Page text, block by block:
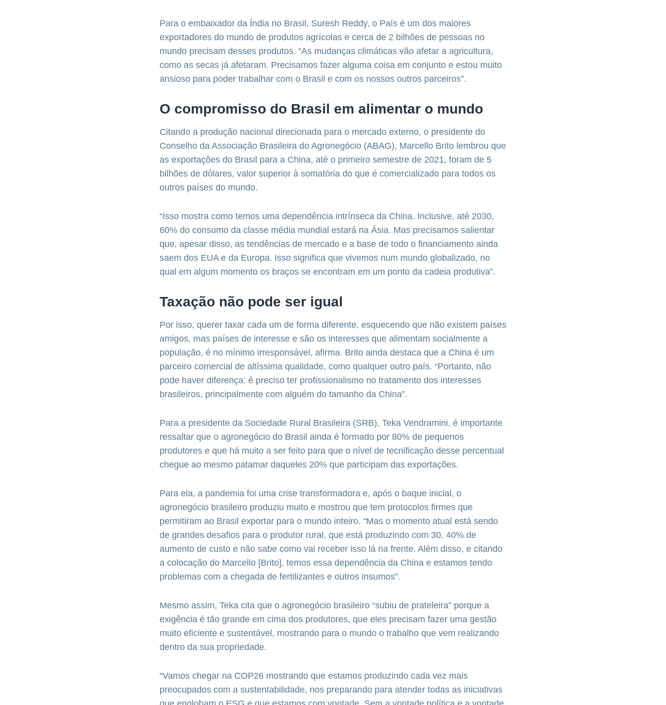
Para o embaixador da Índia no Brasil, Suresh Reddy, o País é um dos maiores
exportadores do mundo de produtos agrícolas e cerca de 2 bilhões de pessoas no
mundo precisam desses produtos. “As mudanças climáticas vão afetar a agricultura,
como as secas já afetaram. Precisamos fazer alguma coisa em conjunto e estou muito
ansioso para poder trabalhar com o Brasil e com os nossos outros parceiros”.
O compromisso do Brasil em alimentar o mundo
Citando a produção nacional direcionada para o mercado externo, o presidente do
Conselho da Associação Brasileira do Agronegócio (ABAG), Marcello Brito lembrou que
as exportações do Brasil para a China, até o primeiro semestre de 2021, foram de 5
bilhões de dólares, valor superior à somatória do que é comercializado para todos os
outros países do mundo.
“Isso mostra como temos uma dependência intrínseca da China. Inclusive, até 2030,
60% do consumo da classe média mundial estará na Ásia. Mas precisamos salientar
que, apesar disso, as tendências de mercado e a base de todo o financiamento ainda
saem dos EUA e da Europa. Isso significa que vivemos num mundo globalizado, no
qual em algum momento os braços se encontram em um ponto da cadeia produtiva”.
Taxação não pode ser igual
Por isso, querer taxar cada um de forma diferente, esquecendo que não existem países
amigos, mas países de interesse e são os interesses que alimentam socialmente a
população, é no mínimo irresponsável, afirma. Brito ainda destaca que a China é um
parceiro comercial de altíssima qualidade, como qualquer outro país. “Portanto, não
pode haver diferença: é preciso ter profissionalismo no tratamento dos interesses
brasileiros, principalmente com alguém do tamanho da China”.
Para a presidente da Sociedade Rural Brasileira (SRB), Teka Vendramini, é importante
ressaltar que o agronegócio do Brasil ainda é formado por 80% de pequenos
produtores e que há muito a ser feito para que o nível de tecnificação desse percentual
chegue ao mesmo patamar daqueles 20% que participam das exportações.
Para ela, a pandemia foi uma crise transformadora e, após o baque inicial, o
agronegócio brasileiro produziu muito e mostrou que tem protocolos firmes que
permitiram ao Brasil exportar para o mundo inteiro. “Mas o momento atual está sendo
de grandes desafios para o produtor rural, que está produzindo com 30, 40% de
aumento de custo e não sabe como vai receber isso lá na frente. Além disso, e citando
a colocação do Marcello [Brito], temos essa dependência da China e estamos tendo
problemas com a chegada de fertilizantes e outros insumos”.
Mesmo assim, Teka cita que o agronegócio brasileiro “subiu de prateleira” porque a
exigência é tão grande em cima dos produtores, que eles precisam fazer uma gestão
muito eficiente e sustentável, mostrando para o mundo o trabalho que vem realizando
dentro da sua propriedade.
“Vamos chegar na COP26 mostrando que estamos produzindo cada vez mais
preocupados com a sustentabilidade, nos preparando para atender todas as iniciativas